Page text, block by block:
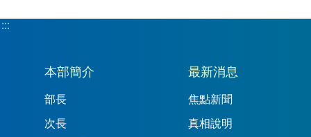
:::
:::
本部簡介
部長
次長
最新消息
焦點新聞
真相說明